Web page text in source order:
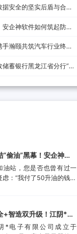
安全的坚实后盾与合作
企神软件如何筑起防泄
瀚颐共筑汽车行业终端
蓄银行黑龙江省分行“快
“偷油”黑幕！安企神软
力加油站实现诚信经
挽回消费者信任
油站，您是否也曾有过一
虑：“我付了50升油的钱，
高科技手段偷油偷税的行
被曝光，不仅让消费者蒙
+智造双升级！江阴*电
限公司携手安企神开启
*电子有限公司成立于